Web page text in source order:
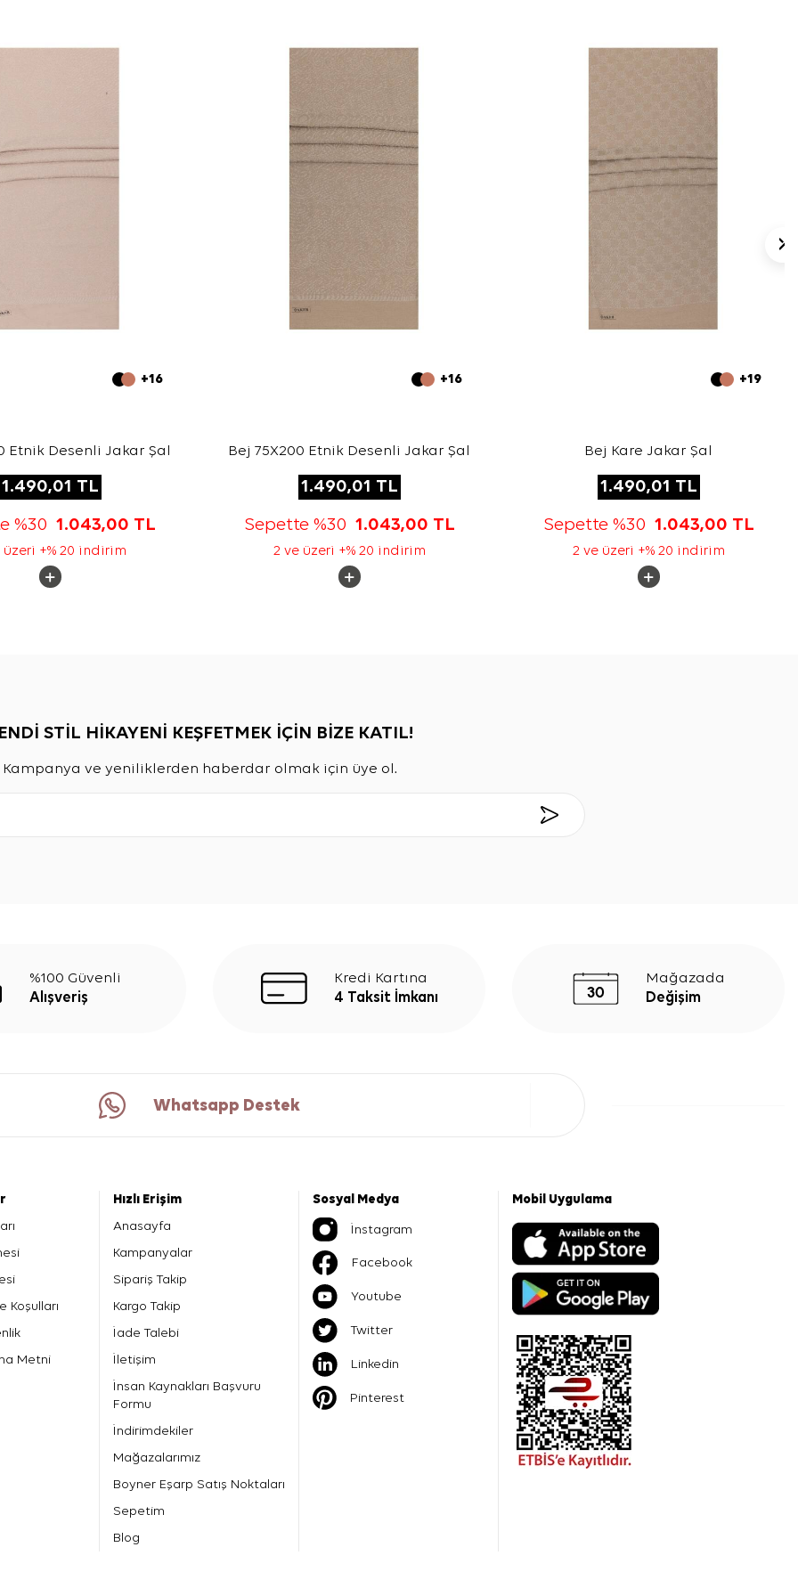
Deseni nasıl görünür?
Hangi kombinlerle kullanılabilir?
Formu nasıldır?
+16
Etnik Desenli Jakar Şal
1.490,01 TL
%30 1.043,00 TL
üzeri +% 20 indirim
+16
Bej 75X200 Etnik Desenli Jakar Şal
1.490,01 TL
Sepette %30 1.043,00 TL
2 ve üzeri +% 20 indirim
+19
Bej Kare Jakar Şal
1.490,01 TL
Sepette %30 1.043,00 TL
2 ve üzeri +% 20 indirim
STİL HİKAYENİ KEŞFETMEK İÇİN BİZE KATIL!
Kampanya ve yeniliklerden haberdar olmak için üye ol.
%100 Güvenli
Alışveriş
Kredi Kartına
4 Taksit İmkanı
Mağazada
Değişim
Whatsapp Destek
Koşulları
Metni
Hızlı Erişim
Anasayfa
Kampanyalar
Sipariş Takip
Kargo Takip
İade Talebi
İletişim
İnsan Kaynakları Başvuru
Formu
İndirimdekiler
Mağazalarımız
Boyner Eşarp Satış Noktaları
Sepetim
Blog
Sosyal Medya
İnstagram
Facebook
Youtube
Twitter
Linkedin
Pinterest
Mobil Uygulama